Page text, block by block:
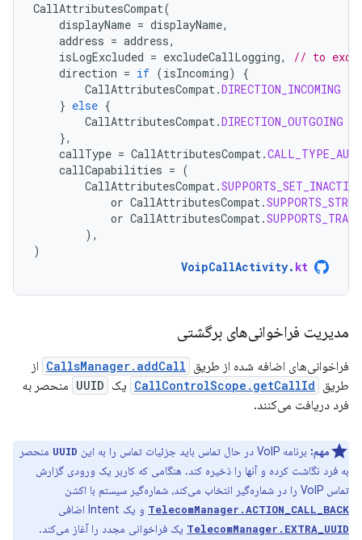
CallAttributesCompat(
displayName = displayName,
address = address,
isLogExcluded = excludeCallLogging,
// to
direction = if (isIncoming)
{
CallAttributesCompat.DIRECTION_INCOMING
} else {
CallAttributesCompat.DIRECTION_OUTGOING
},
callType = CallAttributesCompat.
callCapabilities = (
CallAttributesCompat.SUPPORTS_SET_INACTIVE
or CallAttributesCompat.
or CallAttributesCompat.
),
)
VoipCallActivity. kt
مدیریت فراخوانی‌های برگشتی
فراخوانی‌های اضافه شده از طریق CallsManager.addCall از
طریق CallControlScope.getCallId یک UUID منحصر به
فرد دریافت می‌کنند.
مهم: برنامه VoIP در حال تماس باید جزئیات تماس را به این UUID منحصر
به فرد نگاشت کرده و آنها را ذخیره کند. هنگامی که کاربر یک ورودی گزارش
تماس VoIP را در شماره‌گیر انتخاب می‌کند، شماره‌گیر سیستم با اکشن
TelecomManager.ACTION_CALL_BACK و یک Intent اضافی
TelecomManager.EXTRA_UUID یک فراخوانی مجدد را آغاز می‌کند.